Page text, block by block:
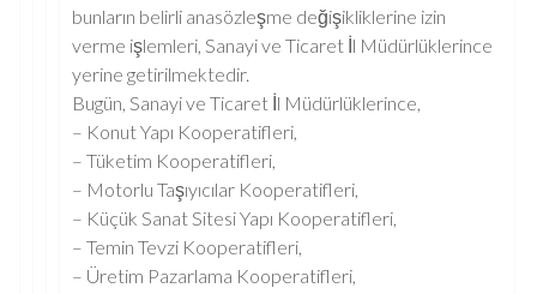
bunların belirli anasözleşme değişikliklerine izin
verme işlemleri, Sanayi ve Ticaret İl Müdürlüklerince
yerine getirilmektedir.
Bugün, Sanayi ve Ticaret İl Müdürlüklerince,
– Konut Yapı Kooperatifleri,
– Tüketim Kooperatifleri,
– Motorlu Taşıyıcılar Kooperatifleri,
– Küçük Sanat Sitesi Yapı Kooperatifleri,
– Temin Tevzi Kooperatifleri,
– Üretim Pazarlama Kooperatifleri,